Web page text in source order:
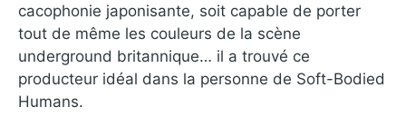
cacophonie japonisante, soit capable de porter
tout de même les couleurs de la scène
underground britannique… il a trouvé ce
producteur idéal dans la personne de Soft-Bodied
Humans.